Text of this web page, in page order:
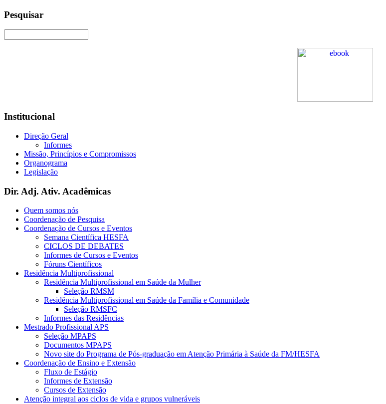
Pesquisar
Institucional
Direção Geral
Informes
Missão, Princípios e Compromissos
Organograma
Legislação
Dir. Adj. Ativ. Acadêmicas
Quem somos nós
Coordenação de Pesquisa
Coordenação de Cursos e Eventos
Semana Científica HESFA
CICLOS DE DEBATES
Informes de Cursos e Eventos
Fóruns Científicos
Residência Multiprofissional
Residência Multiprofissional em Saúde da Mulher
Seleção RMSM
Residência Multiprofissional em Saúde da Família e Comunidade
Seleção RMSFC
Informes das Residências
Mestrado Profissional APS
Seleção MPAPS
Documentos MPAPS
Novo site do Programa de Pós-graduação em Atenção Primária à Saúde da FM/HESFA
Coordenação de Ensino e Extensão
Fluxo de Estágio
Informes de Extensão
Cursos de Extensão
Atenção integral aos ciclos de vida e grupos vulneráveis